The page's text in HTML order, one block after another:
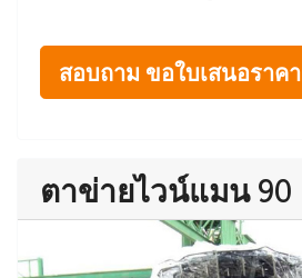
สอบถาม ขอใบเสนอราคา
ตาข่ายไวน์แมน 90